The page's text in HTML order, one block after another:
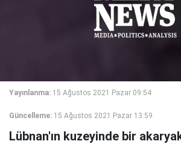
Yayınlanma: 15 Ağustos 2021 Pazar 09:54
Güncelleme: 15 Ağustos 2021 Pazar 13:59
Lübnan'ın kuzeyinde bir